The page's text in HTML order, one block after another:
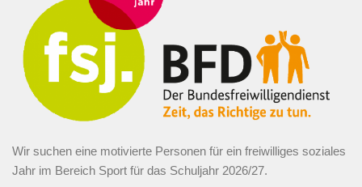
Wir suchen eine motivierte Personen für ein freiwilliges soziales
Jahr im Bereich Sport für das Schuljahr 2026/27.